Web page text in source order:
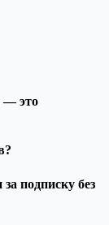
— это
подписку без